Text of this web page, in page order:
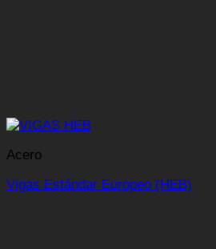
Acero
Vigas Estándar Europeo (HEB)